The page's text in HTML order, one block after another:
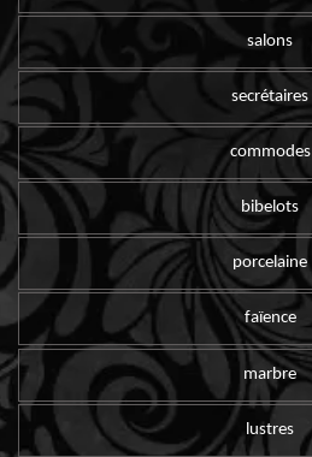
salons
secrétaires
commodes
bibelots
porcelaine
faïence
marbre
lustres